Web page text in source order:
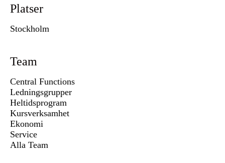
Platser
Stockholm
Team
Central Functions
Ledningsgrupper
Heltidsprogram
Kursverksamhet
Ekonomi
Service
Alla Team